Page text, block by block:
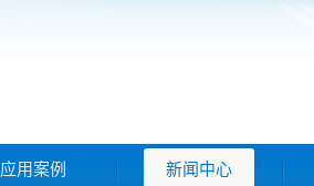
应用案例 新闻中心